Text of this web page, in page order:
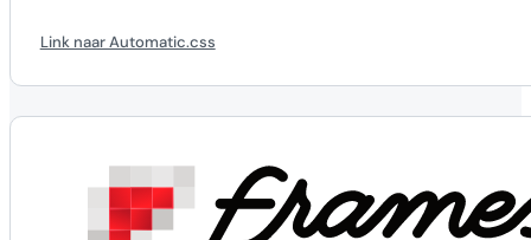
Link naar Automatic.css